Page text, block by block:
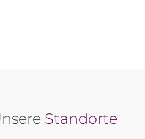
Standorte